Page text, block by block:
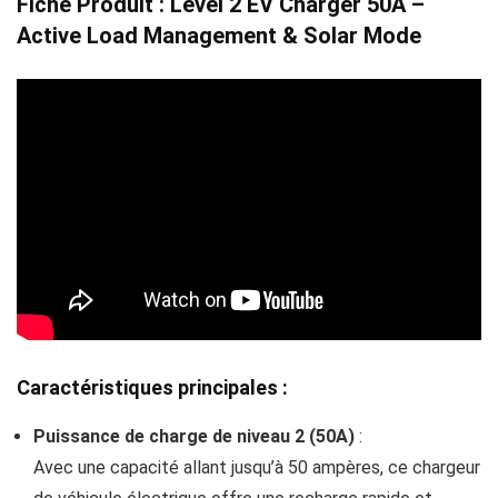
Active Load Management & Solar Mode
Caractéristiques principales :
Puissance de charge de niveau 2 (50A) :
Avec une capacité allant jusqu’à 50 ampères, ce chargeur